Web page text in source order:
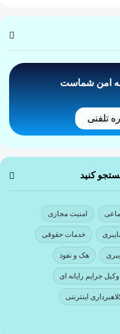
امن شماست
تلفنی
کنید
امنیت مجازی
خدمات حقوقی
هک و نفوذ
وکیل جرایم رایانه ای
اینترنتی